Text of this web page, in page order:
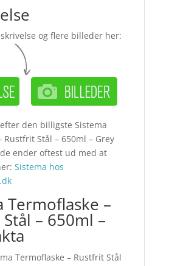
og flere billeder her:
den billigste Sistema
Rustfrit Stål – 650ml – Grey
ender oftest ud med at
Sistema hos
Termoflaske –
– 650ml –
Termoflaske – Rustfrit Stål